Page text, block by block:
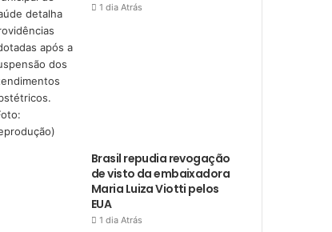
1 dia Atrás
Brasil repudia revogação
de visto da embaixadora
Maria Luiza Viotti pelos
EUA
1 dia Atrás